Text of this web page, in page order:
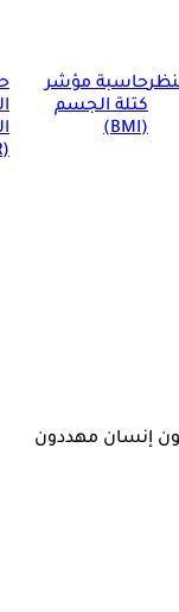
حاسبة مؤشر
كتلة الجسم
(BMI)
(BMR)
يدق ناقوس الخطر: 50 مليون إنسان مهددون